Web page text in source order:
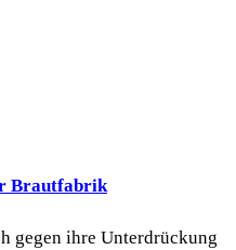
Brautfabrik
gegen ihre Unterdrückung